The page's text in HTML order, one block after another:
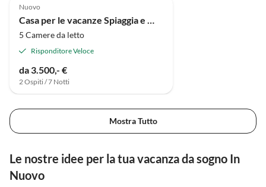
Nuovo
Casa per le vacanze Spiaggia e Mare del Nord 1
5 Camere da letto
Risponditore Veloce
da 3.500,- €
2 Ospiti / 7 Notti
Mostra Tutto
Le nostre idee per la tua vacanza da sogno In
Nuovo